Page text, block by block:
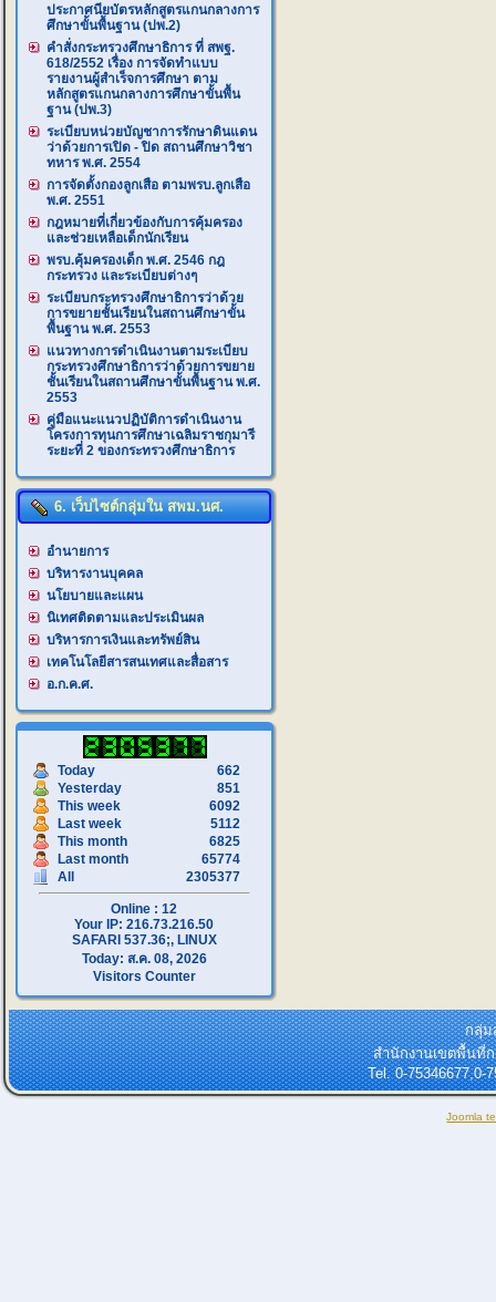
ประกาศนียบัตรหลักสูตรแกนกลางการ
ศึกษาขั้นพื้นฐาน (ปพ.2)
คำสั่งกระทรวงศึกษาธิการ ที่ สพฐ.
618/2552 เรื่อง การจัดทำแบบ
รายงานผู้สำเร็จการศึกษา ตาม
หลักสูตรแกนกลางการศึกษาขั้นพื้น
ฐาน (ปพ.3)
ระเบียบหน่วยบัญชาการรักษาดินแดน
ว่าด้วยการเปิด - ปิด สถานศึกษาวิชา
ทหาร พ.ศ. 2554
การจัดตั้งกองลูกเสือ ตามพรบ.ลูกเสือ
พ.ศ. 2551
กฎหมายที่เกี่ยวข้องกับการคุ้มครอง
และช่วยเหลือเด็กนักเรียน
พรบ.คุ้มครองเด็ก พ.ศ. 2546 กฎ
กระทรวง และระเบียบต่างๆ
ระเบียบกระทรวงศึกษาธิการว่าด้วย
การขยายชั้นเรียนในสถานศึกษาขั้น
พื้นฐาน พ.ศ. 2553
แนวทางการดำเนินงานตามระเบียบ
กระทรวงศึกษาธิการว่าด้วยการขยาย
ชั้นเรียนในสถานศึกษาขั้นพื้นฐาน พ.ศ.
2553
คู่มือแนะแนวปฏิบัติการดำเนินงาน
โครงการทุนการศึกษาเฉลิมราชกุมารี
ระยะที่ 2 ของกระทรวงศึกษาธิการ
6. เว็บไซต์กลุ่มใน สพม.นศ.
อำนายการ
บริหารงานบุคคล
นโยบายและแผน
นิเทศติดตามและประเมินผล
บริหารการเงินและทรัพย์สิน
เทคโนโลยีสารสนเทศและสื่อสาร
อ.ก.ค.ศ.
Today
662
Yesterday
851
This week
6092
Last week
5112
This month
6825
Last month
65774
All
2305377
Online : 12
Your IP: 216.73.216.50
SAFARI 537.36;, LINUX
Today: ส.ค. 08, 2026
Visitors Counter
กลุ่ม
สำนักงานเขตพื้นที่
Tel. 0-75346677,0-
Joomla